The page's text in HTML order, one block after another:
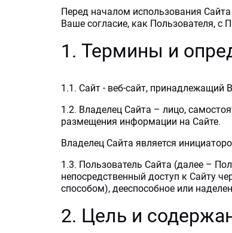
Перед началом использования
Ваше согласие, как Пользователя,
1. Термины и
1.1. Сайт - веб-сайт, принадлежащий
1.2. Владелец Сайта – лицо,
размещения информации на Сайте.
Владелец Сайта является
1.3. Пользователь Сайта (далее –
непосредственный доступ к Сайту
способом), дееспособное или
2. Цель и